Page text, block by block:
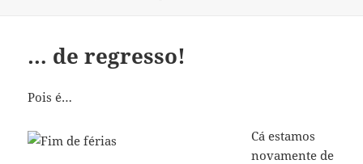
… de regresso!
Pois é…
Cá estamos
novamente de